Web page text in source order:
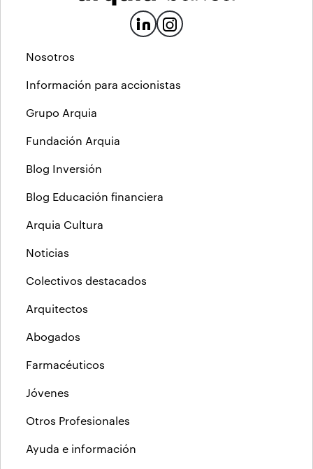
Nosotros
Información para accionistas
Grupo Arquia
Fundación Arquia
Blog Inversión
Blog Educación financiera
Arquia Cultura
Noticias
Colectivos destacados
Arquitectos
Abogados
Farmacéuticos
Jóvenes
Otros Profesionales
Ayuda e información